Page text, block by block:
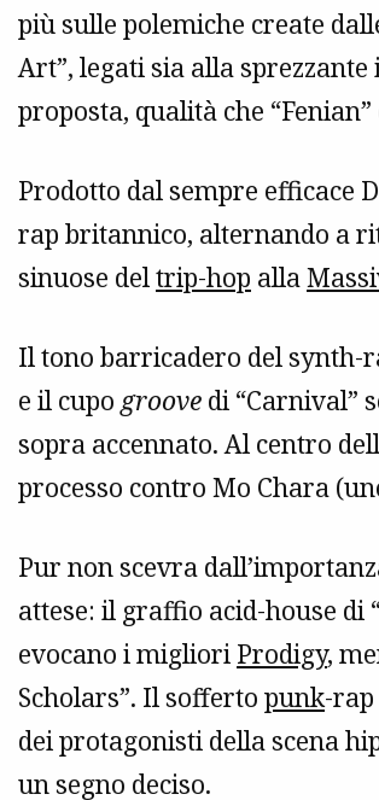
più sulle polemiche create
Art”, legati sia alla
proposta, qualità che
Prodotto dal sempre efficace
rap britannico, alternando a
sinuose deltrip-hop alla
Il tono barricadero del synth-
e il cupo groove di “Carnival”
sopra accennato. Al centro
processo contro Mo Chara
Pur non scevra
attese: il graffio acid-house di
evocano i migliori Prodigy,
Scholars”. Il sofferto punk-rap
dei protagonisti della scena
un segno deciso.